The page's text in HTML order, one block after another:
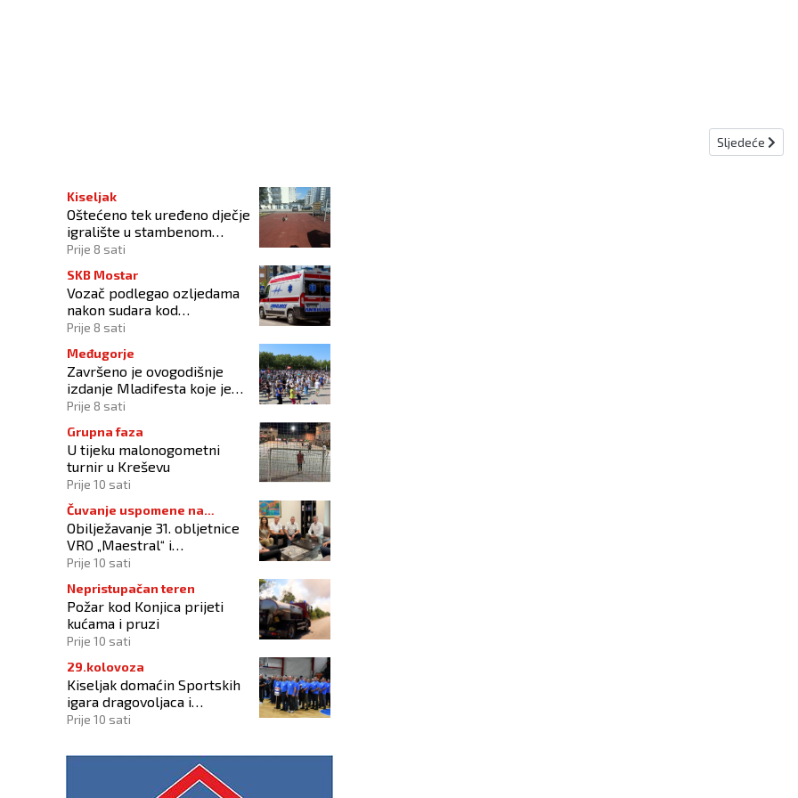
Sljedeći
Sljedeće
Kiseljak
Oštećeno tek uređeno dječje
igralište u stambenom
naselju
Prije 8 sati
SKB Mostar
Vozač podlegao ozljedama
nakon sudara kod
Tomislavgrada
Prije 8 sati
Međugorje
Završeno je ovogodišnje
izdanje Mladifesta koje je
okupilo mlade iz 73 zemlje
Prije 8 sati
Grupna faza
U tijeku malonogometni
turnir u Kreševu
Prije 10 sati
Čuvanje uspomene na
branitelje
Obilježavanje 31. obljetnice
VRO „Maestral“ i
oslobođenja Jajca uz
Prije 10 sati
Nepristupačan teren
Požar kod Konjica prijeti
kućama i pruzi
Prije 10 sati
29.kolovoza
Kiseljak domaćin Sportskih
igara dragovoljaca i
veterana HVO-a ŽSB i Dana
Prije 10 sati